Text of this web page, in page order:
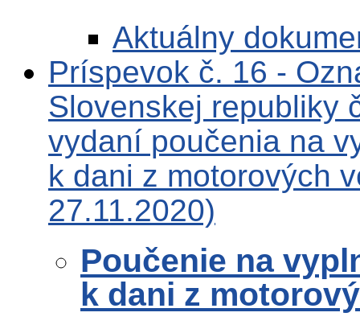
Aktuálny
Príspevok č. 16 -
Slovenskej republiky
vydaní poučenia na
k dani z motorových
27.11.2020)
Poučenie na
k dani z